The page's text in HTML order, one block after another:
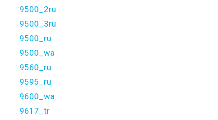
9500_2ru
9500_3ru
9500_ru
9500_wa
9560_ru
9595_ru
9600_wa
9617_tr